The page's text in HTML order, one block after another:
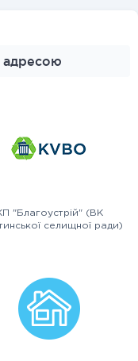
адресою
"Благоустрій" (ВК
селищної ради)